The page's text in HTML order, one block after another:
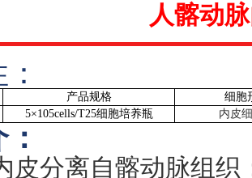
人髂动
产品规格
细胞
5×105cells/T25细胞培养瓶 内皮
皮分离自髂动脉组